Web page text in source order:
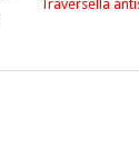
Traversella